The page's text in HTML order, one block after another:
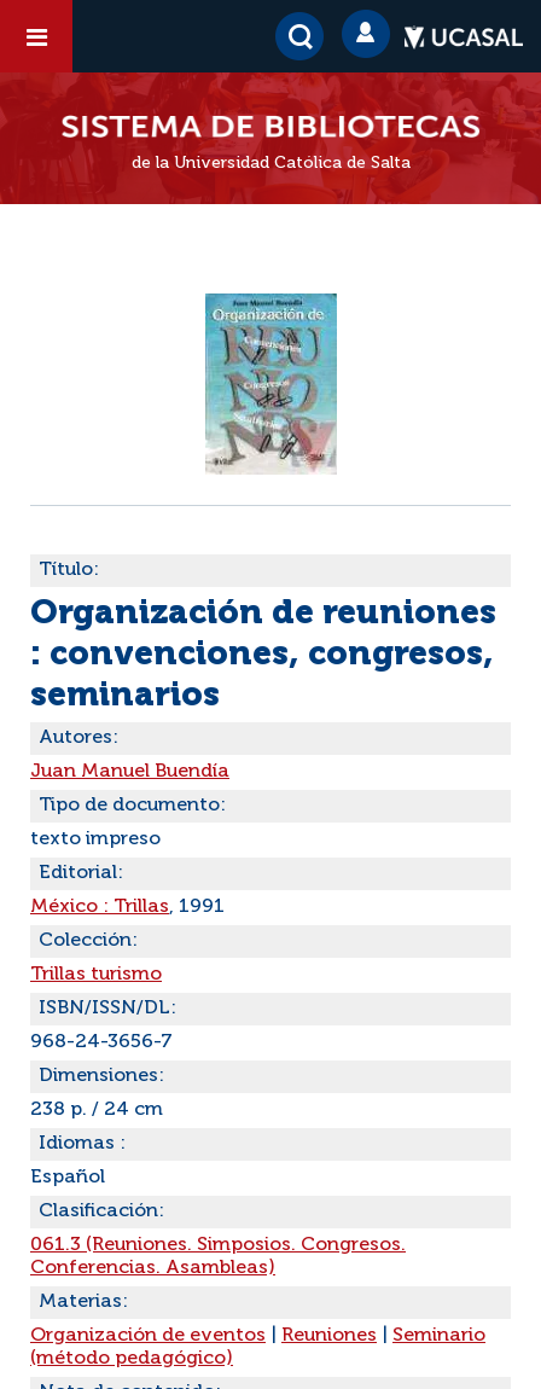
de la Universidad Católica de Salta
Título:
Organización de reuniones
: convenciones, congresos,
seminarios
Autores:
Juan Manuel Buendía
Tipo de documento:
texto impreso
Editorial:
México : Trillas, 1991
Colección:
Trillas turismo
ISBN/ISSN/DL:
968-24-3656-7
Dimensiones:
238 p. / 24 cm
Idiomas :
Español
Clasificación:
061.3 (Reuniones. Simposios. Congresos.
Conferencias. Asambleas)
Materias:
Organización de eventos
Reuniones
Seminario
(método pedagógico)